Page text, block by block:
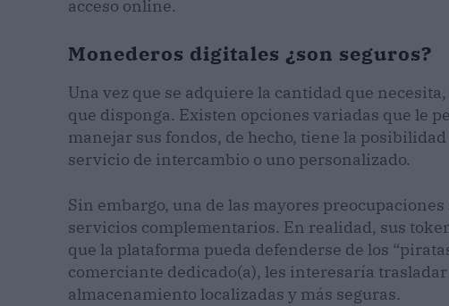
acceso online.
Monederos digitales ¿son seguros?
Una vez que se adquiere la cantidad que
que disponga. Existen opciones variadas que le
manejar sus fondos, de hecho, tiene la
servicio de intercambio o uno personalizado.
Sin embargo, una de las mayores
servicios complementarios. En realidad, sus
que la plataforma pueda defenderse de los
comerciante dedicado(a), les interesaría
almacenamiento localizadas y más seguras.